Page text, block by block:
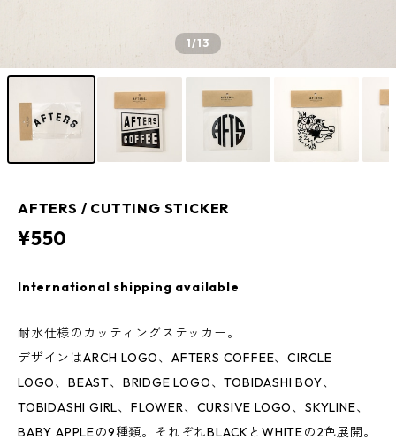
1/13
AFTERS / CUTTING STICKER
¥550
International shipping available
耐水仕様のカッティングステッカー。
デザインはARCH LOGO、AFTERS COFFEE、CIRCLE
LOGO、BEAST、BRIDGE LOGO、TOBIDASHI BOY、
TOBIDASHI GIRL、FLOWER、CURSIVE LOGO、SKYLINE、
BABY APPLEの9種類。それぞれBLACKとWHITEの2色展開。